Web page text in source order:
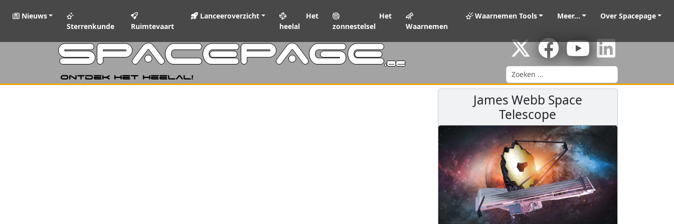
Nieuws
Sterrenkunde
Ruimtevaart
Lanceeroverzicht
Het
heelal
Het
zonnestelsel
Waarnemen
Waarnemen Tools Meer... Over Spacepage
SPACEPAGE.be
Ontdek het heelal!
Zoeken
James Webb Space
Telescope